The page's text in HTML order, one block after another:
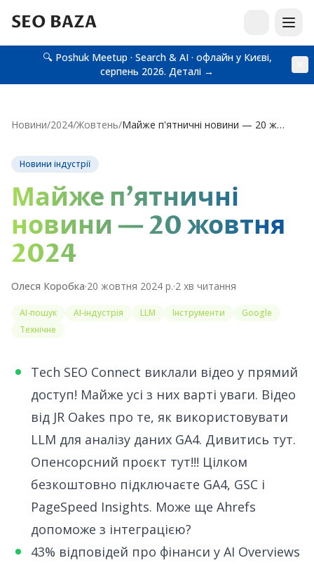
SEO BAZA
🔍 Poshuk Meetup · Search & AI · офлайн у Києві,
серпень 2026. Деталі →
Новини/2024/Жовтень/ Майже п'ятничні новини — 20 жовтня 2024
Новини індустрії
Майже п'ятничні
новини — 20 жовтня
2024
Олеся Коробка·20 жовтня 2024 р.·2 хв читання
AI-пошук AI-індустрія LLM Інструменти
Google
Технічне
Tech SEO Connect виклали відео у прямий
доступ! Майже усі з них варті уваги. Відео
від JR Oakes про те, як використовувати
LLM для аналізу даних GA4. Дивитись тут.
Опенсорсний проєкт тут!!! Цілком
безкоштовно підключаєте GA4, GSC і
PageSpeed Insights. Може ще Ahrefs
допоможе з інтеграцією?
43% відповідей про фінанси у AI Overviews